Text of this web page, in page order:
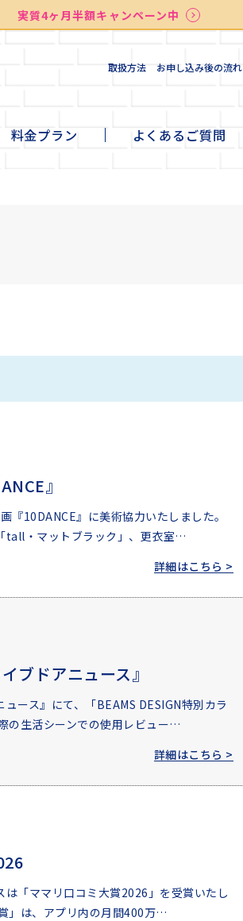
実質4ヶ月半額キャンペーン中
取扱方法 お申し込み後の流れ
料金プラン よくあるご質問
』
『10DANCE』に美術協力いたしました。
tall・マットブラック」、更衣室…
詳細はこちら >
ブドアニュース』
ース』にて、「BEAMS DESIGN特別カラ
の生活シーンでの使用レビュー…
詳細はこちら >
は「ママリ口コミ大賞2026」を受賞いたし
」は、アプリ内の月間400万…